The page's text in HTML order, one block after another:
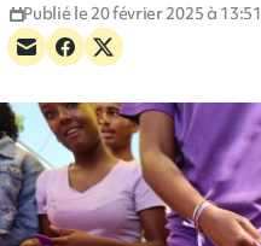
Publié le 20 février 2025 à 13:51